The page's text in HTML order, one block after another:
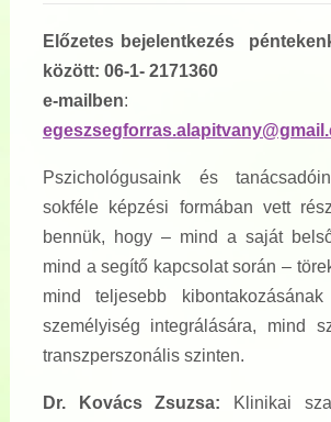
Előzetes bejelentkezés
között: 06-1- 2171360
e-mailben:
Pszichológusaink és
sokféle képzési formában vett
bennük, hogy – mind a saját
mind a segítő kapcsolat során –
mind teljesebb
személyiség integrálására, mind
transzperszonális szinten.
Dr. Kovács Zsuzsa:
Klinikai